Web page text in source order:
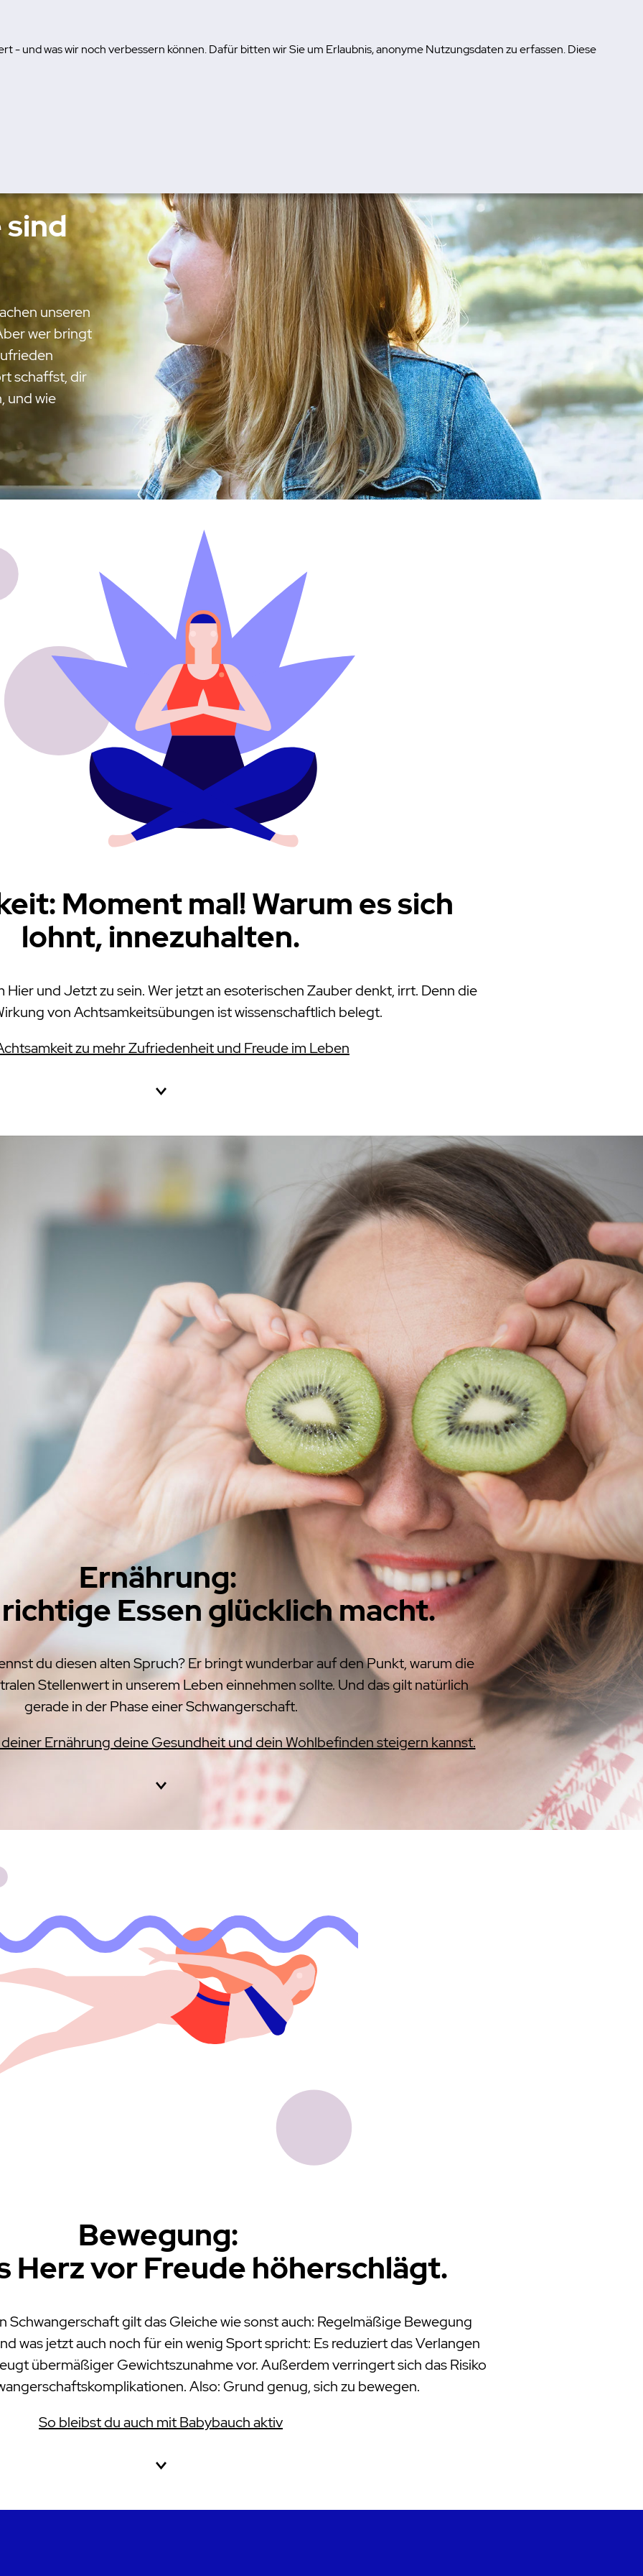
- und was wir noch verbessern können. Dafür bitten wir Sie um Erlaubnis, anonyme Nutzungsdaten zu erfassen. Diese
Warum IRIS? IRIS-Programm Was dir hilft auf-/zuklappen
Erfolge und Erfahrungen FAQ MyIRIS
sind
unseren
wer bringt
schaffst, dir
und wie
Moment mal! Warum es sich
lohnt, innezuhalten.
und Jetzt zu sein. Wer jetzt an esoterischen Zauber denkt, irrt. Denn die
von Achtsamkeitsübungen ist wissenschaftlich belegt.
zu mehr Zufriedenheit und Freude im Leben
Ernährung:
Essen glücklich macht.
du diesen alten Spruch? Er bringt wunderbar auf den Punkt, warum die
Stellenwert in unserem Leben einnehmen sollte. Und das gilt natürlich
gerade in der Phase einer Schwangerschaft.
Ernährung deine Gesundheit und dein Wohlbefinden steigern kannst.
Bewegung:
Herz vor Freude höherschlägt.
Schwangerschaft gilt das Gleiche wie sonst auch: Regelmäßige Bewegung
was jetzt auch noch für ein wenig Sport spricht: Es reduziert das Verlangen
übermäßiger Gewichtszunahme vor. Außerdem verringert sich das Risiko
Also: Grund genug, sich zu bewegen.
So bleibst du auch mit Babybauch aktiv